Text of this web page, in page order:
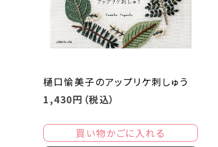
樋口愉美子のアップリケ刺しゅう
1,430円（税込）
買い物かごに入れる